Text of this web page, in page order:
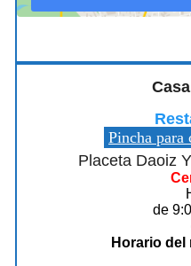
Pincha para
Placeta Daoiz
de
Horario del